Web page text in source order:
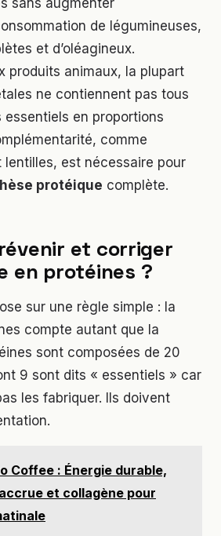
sans augmenter
de légumineuses,
et d’oléagineux.
produits animaux, la plupart
ne contiennent pas tous
essentiels en proportions
comme
lentilles, est nécessaire pour
protéique complète.
et corriger
en protéines ?
sur une règle simple : la
compte autant que la
sont composées de 20
9 sont dits « essentiels » car
les fabriquer. Ils doivent
Coffee : Énergie durable,
et collagène pour